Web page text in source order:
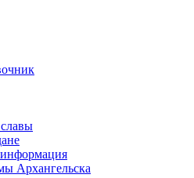
информация
Архангельска